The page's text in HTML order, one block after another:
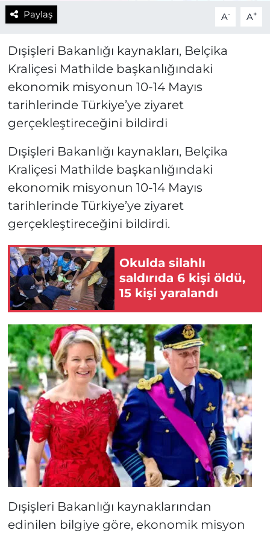
Paylaş A- A+
Dışişleri Bakanlığı kaynakları, Belçika
Kraliçesi Mathilde başkanlığındaki
ekonomik misyonun 10-14 Mayıs
tarihlerinde Türkiye’ye ziyaret
gerçekleştireceğini bildirdi
Dışişleri Bakanlığı kaynakları, Belçika
Kraliçesi Mathilde başkanlığındaki
ekonomik misyonun 10-14 Mayıs
tarihlerinde Türkiye’ye ziyaret
gerçekleştireceğini bildirdi.
Okulda silahlı
saldırıda 6 kişi öldü,
15 kişi yaralandı
Dışişleri Bakanlığı kaynaklarından
edinilen bilgiye göre, ekonomik misyon